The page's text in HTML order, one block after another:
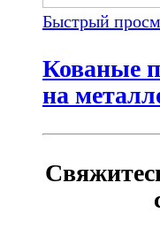
Быстрый
Кованые
на